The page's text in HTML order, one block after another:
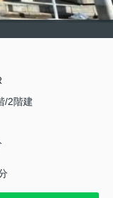
/2階建